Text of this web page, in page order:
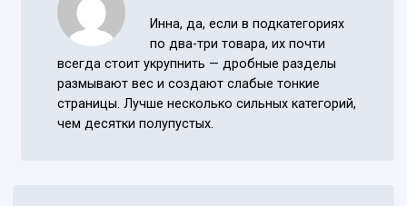
Инна, да, если в подкатегориях
по два-три товара, их почти
всегда стоит укрупнить — дробные разделы
размывают вес и создают слабые тонкие
страницы. Лучше несколько сильных категорий,
чем десятки полупустых.